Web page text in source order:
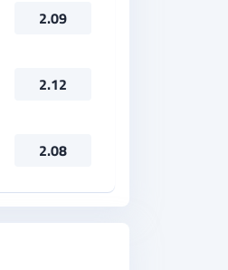
2.09
2.12
2.08